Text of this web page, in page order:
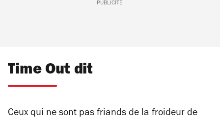
PUBLICITÉ
Time Out dit
Ceux qui ne sont pas friands de la froideur de